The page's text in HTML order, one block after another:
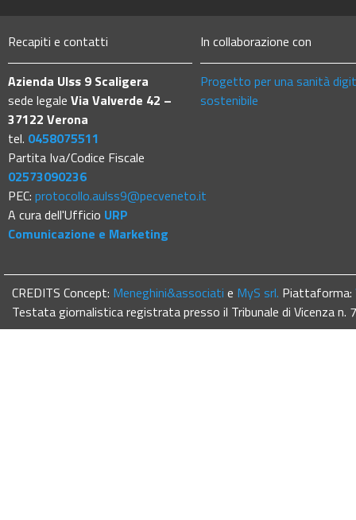
Recapiti e contatti
Azienda Ulss 9 Scaligera
sede legale Via Valverde 42 –
37122 Verona
tel. 0458075511
Partita Iva/Codice Fiscale
02573090236
PEC: protocollo.aulss9@pecveneto.it
A cura dell'Ufficio URP
Comunicazione e Marketing
In collaborazione con
Progetto per una sanità
sostenibile
CREDITS Concept: Meneghini&associati e MyS srl. Piattaforma:
Testata giornalistica registrata presso il Tribunale di Vicenza n.